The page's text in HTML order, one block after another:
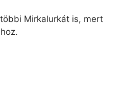
Mirkalurkát is, mert